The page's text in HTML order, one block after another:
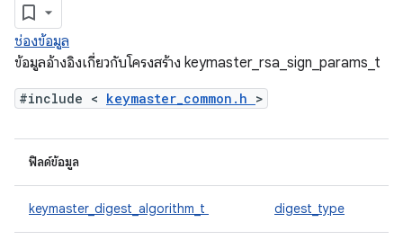
ช่องข้อมูล
ข้อมูลอ้างอิงเกี่ยวกับโครงสร้าง keymaster_rsa_sign_params_t
#include < keymaster_common.h >
ฟิลด์ข้อมูล
keymaster_digest_algorithm_t digest_type